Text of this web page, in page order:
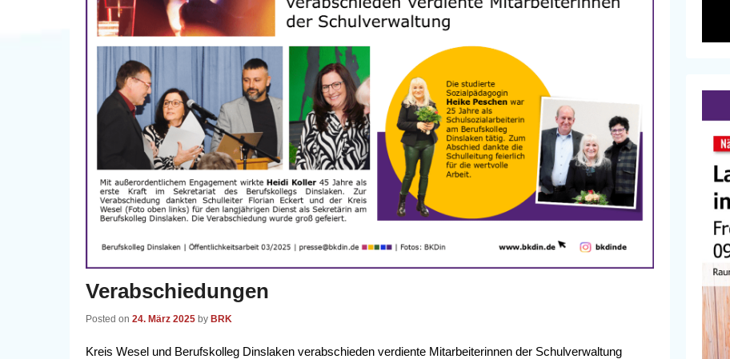
Verabschiedungen
Posted on 24. März 2025 by BRK
Kreis Wesel und Berufskolleg Dinslaken verabschieden verdiente Mitarbeiterinnen der Schulverwaltung